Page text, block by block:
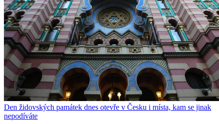
Den židovských památek dnes otevře v Česku i místa, kam se jinak
nepodíváte